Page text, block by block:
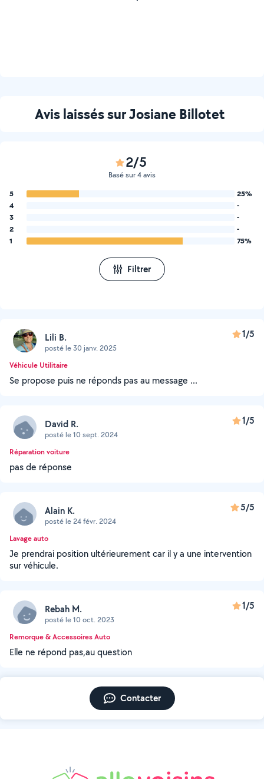
Avis laissés sur Josiane Billotet
2/5
Basé sur 4 avis
5
25%
4
-
3
-
2
-
1
75%
Filtrer
Lili B.
posté le 30 janv. 2025
1/5
Véhicule Utilitaire
Se propose puis ne réponds pas au message ...
David R.
posté le 10 sept. 2024
1/5
Réparation voiture
pas de réponse
Alain K.
posté le 24 févr. 2024
5/5
Lavage auto
Je prendrai position ultérieurement car il y a une intervention
sur véhicule.
Rebah M.
posté le 10 oct. 2023
1/5
Remorque & Accessoires Auto
Elle ne répond pas,au question
Contacter